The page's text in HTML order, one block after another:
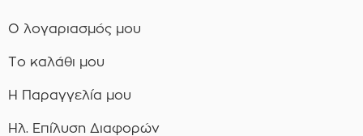
Ο λογαριασμός μου
Το καλάθι μου
Η Παραγγελία μου
Ηλ. Επίλυση Διαφορών